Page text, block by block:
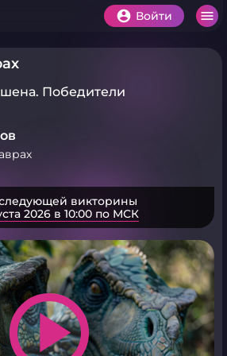
Войти
Победители
викторины
2026 в 10:00 по МСК
play_arrow